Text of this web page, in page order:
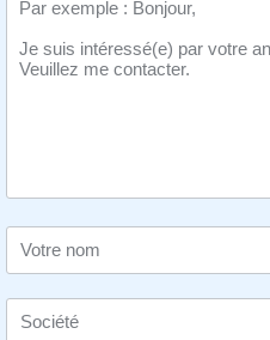
Votre nom
Société